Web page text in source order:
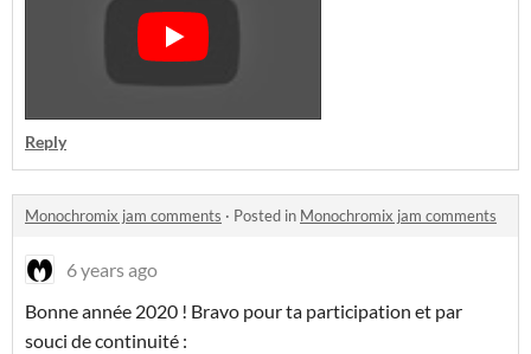
Reply
Monochromix jam comments · Posted in Monochromix jam comments
6 years ago
Bonne année 2020 ! Bravo pour ta participation et par
souci de continuité :